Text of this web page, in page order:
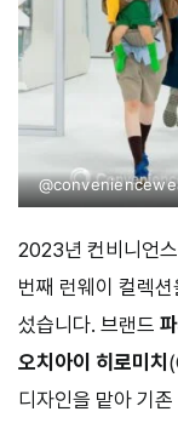
2023년 컨비니언
번째 런웨이 컬렉
섰습니다. 브랜드
오치아이 히로미치
디자인을 맡아 기